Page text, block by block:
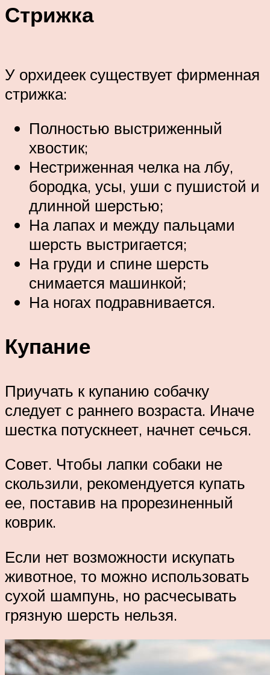
Стрижка
У орхидеек существует фирменная
стрижка:
Полностью выстриженный
хвостик;
Нестриженная челка на лбу,
бородка, усы, уши с пушистой и
длинной шерстью;
На лапах и между пальцами
шерсть выстригается;
На груди и спине шерсть
снимается машинкой;
На ногах подравнивается.
Купание
Приучать к купанию собачку
следует с раннего возраста. Иначе
шестка потускнеет, начнет сечься.
Совет. Чтобы лапки собаки не
скользили, рекомендуется купать
ее, поставив на прорезиненный
коврик.
Если нет возможности искупать
животное, то можно использовать
сухой шампунь, но расчесывать
грязную шерсть нельзя.